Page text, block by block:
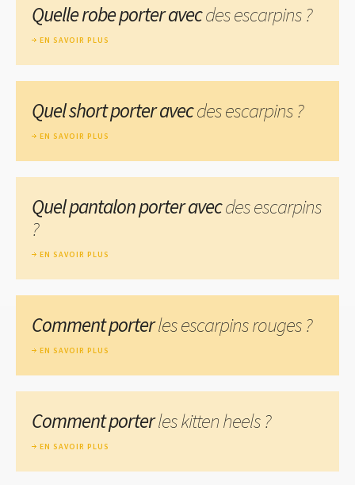
Quelle robe porter avecdes escarpins ?
EN SAVOIR PLUS
Quel short porter avecdes escarpins ?
EN SAVOIR PLUS
Quel pantalon porter avecdes escarpins
?
EN SAVOIR PLUS
Comment porterles escarpins rouges ?
EN SAVOIR PLUS
Comment porterles kitten heels ?
EN SAVOIR PLUS